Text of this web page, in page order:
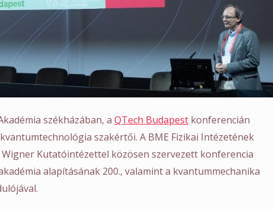
székházában, a QTech Budapest konferencián
szakértői. A BME Fizikai Intézetének
Kutatóintézettel közösen szervezett konferencia
alapításának 200., valamint a kvantummechanika